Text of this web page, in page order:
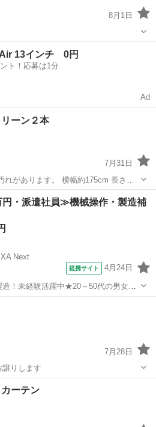
8月1日
ブラインド マスク
13インチ 0円
ト！応募は1分
Ad
ーン２本
7月31日
横幅約175cm 長さ約
方よろしくお願いします。
ブラインド
・派遣社員≫機械操作・製造補
Next
提携サイト 4月24日
！未経験活躍中★20～50代の男女活
備！自宅からマイカー通勤OK！無料
徳島県板野郡松茂町》 人気の工
7月28日
りします
カーテン